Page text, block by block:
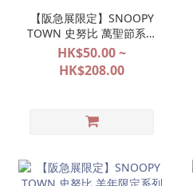
【阪急展限定】SNOOPY
TOWN 史努比 萬聖節系列
（先行預購 8月11日截
單）
HK$50.00 ~
HK$208.00